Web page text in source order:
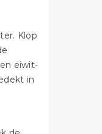
Klop
eiwit-
in